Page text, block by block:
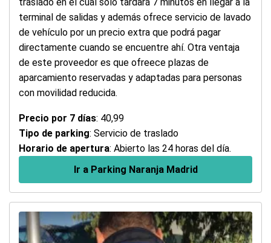
terminal de salidas y además ofrece servicio de lavado
de vehículo por un precio extra que podrá pagar
directamente cuando se encuentre ahí. Otra ventaja
de este proveedor es que ofreece plazas de
aparcamiento reservadas y adaptadas para personas
con movilidad reducida.
Precio por 7 días: 40,99
Tipo de parking: Servicio de traslado
Horario de apertura: Abierto las 24 horas del día.
Ir a Parking Naranja Madrid